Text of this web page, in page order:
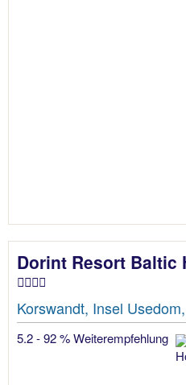
Dorint Resort Baltic
Korswandt, Insel
5.2 - 92 % Weiterempfehlung